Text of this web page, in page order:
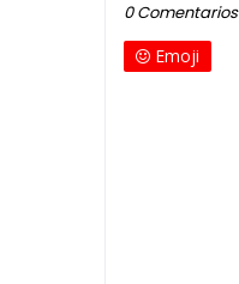
0 Comentarios
Emoji